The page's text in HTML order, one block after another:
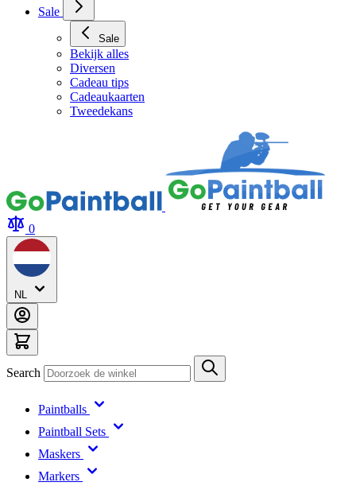
Archery Tag Verhuur
Sale
Bekijk alles
Diversen
Cadeau tips
Cadeaukaarten
NL
Paintballs
Paintball Sets
Maskers